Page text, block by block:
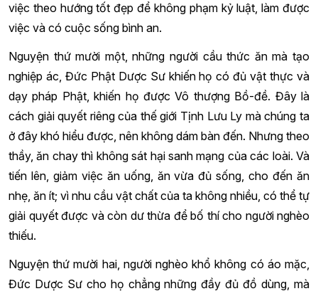
việc theo hướng tốt đẹp để không phạm kỷ luật, làm được
việc và có cuộc sống bình an.
Nguyện thứ mười một, những người cầu thức ăn mà tạo
nghiệp ác, Đức Phật Dược Sư khiến họ có đủ vật thực và
dạy pháp Phật, khiến họ được Vô thượng Bồ-đề. Đây là
cách giải quyết riêng của thế giới Tịnh Lưu Ly mà chúng ta
ở đây khó hiểu được, nên không dám bàn đến. Nhưng theo
thầy, ăn chay thì không sát hại sanh mạng của các loài. Và
tiến lên, giảm việc ăn uống, ăn vừa đủ sống, cho đến ăn
nhẹ, ăn ít; vì nhu cầu vật chất của ta không nhiều, có thể tự
giải quyết được và còn dư thừa để bố thí cho người nghèo
thiếu.
Nguyện thứ mười hai, người nghèo khổ không có áo mặc,
Đức Dược Sư cho họ chẳng những đầy đủ đồ dùng, mà